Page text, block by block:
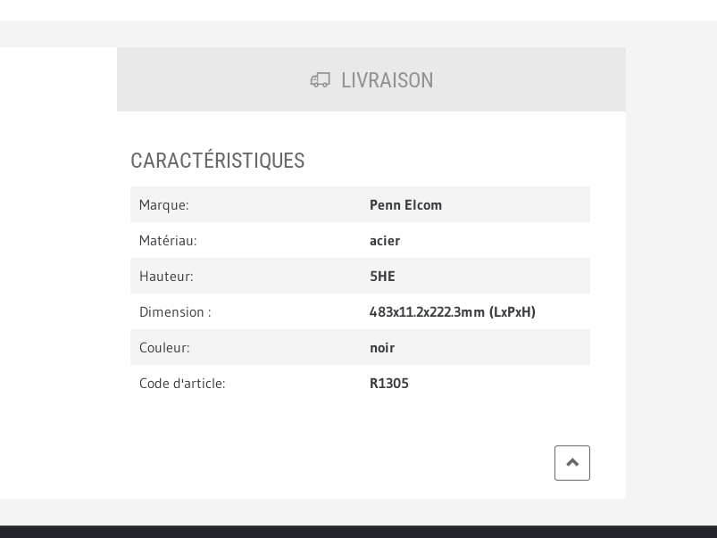
LIVRAISON
CARACTÉRISTIQUES
Marque:
Penn Elcom
Matériau:
acier
Hauteur:
5HE
Dimension :
483x11.2x222.3mm (LxPxH)
Couleur:
noir
Code d'article:
R1305